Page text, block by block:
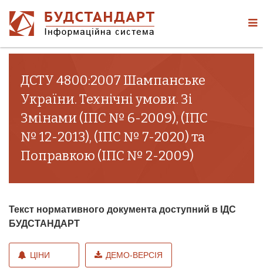
ДСТУ 4800:2007 Шампанське
України. Технічні умови. Зі
Змінами (ІПС № 6-2009), (ІПС
№ 12-2013), (ІПС № 7-2020) та
Поправкою (ІПС № 2-2009)
Текст нормативного документа доступний в ІДС
БУДСТАНДАРТ
ЦІНИ ДЕМО-ВЕРСІЯ